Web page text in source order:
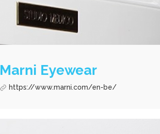
Marni Eyewear
https://www.marni.com/en-be/